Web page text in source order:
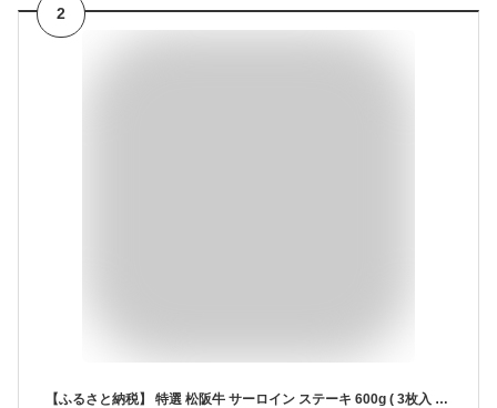
2
【ふるさと納税】 特選 松阪牛 サーロイン ステーキ 600g ( 3枚入 ） 肉 牛 牛肉 和牛 ブランド牛 高級 国産 霜降り 冷凍 ふるさと 人気 2枚 特別 贅沢 L5